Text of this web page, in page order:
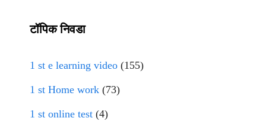
टॉपिक निवडा
1 st e learning video (155)
1 st Home work (73)
1 st online test (4)